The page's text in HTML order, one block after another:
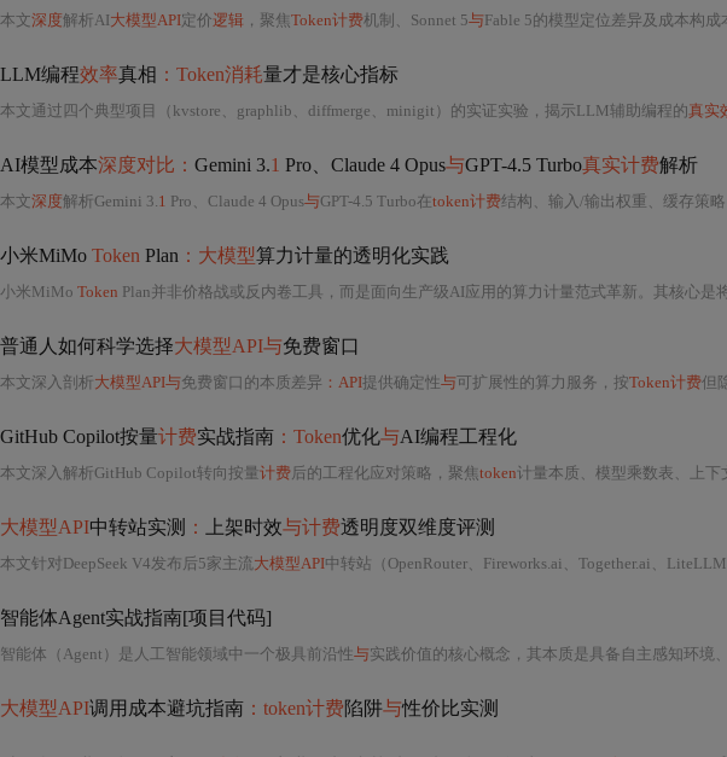
本文深度解析AI大模型API定价逻辑 ，聚焦Token计费机制、Sonnet 5与Fable 5的模型定位差异及成本构
LLM编程效率真相 ：Token消耗量才是核心指标
本文通过四个典型项目（kvstore、graphlib、diffmerge、minigit）的实证实验，揭示LLM辅助编程的真实
AI模型成本深度对比： Gemini 3.1 Pro、Claude 4 Opus与GPT-4.5 Turbo真实计费解析
本文深度解析Gemini 3.1 Pro、Claude 4 Opus与GPT-4.5 Turbo在token计费结构、输入/输出权重、缓存策略、地域附加费及
小米MiMo Token Plan ：大模型算力计量的透明化实践
小米MiMo Token Plan并非价格战或反内卷工具，而是面向生产级AI应用的算力计量范式革新。其核心是
普通人如何科学选择大模型API与免费窗口
本文深入剖析大模型API与免费窗口的本质差异 ：API提供确定性与可扩展性的算力服务，按Token计费但隐
GitHub Copilot按量计费实战指南 ：Token优化与AI编程工程化
本文深入解析GitHub Copilot转向按量计费后的工程化应对策略，聚焦token 计量本质、模型乘数表、上下
大模型API中转站实测 ： 上架时效与计费透明度双维度评测
本文针对DeepSeek V4发布后5家主流大模型API中转站（OpenRouter、Fireworks.ai、Together.ai、LiteLLM自托管、D
智能体Agent实战指南[项目代码]
智能体（Agent）是人工智能领域中一个极具前沿性与实践价值的核心概念，其本质是具备自主感知环境
大模型API调用成本避坑指南 ：token计费陷阱与性价比实测